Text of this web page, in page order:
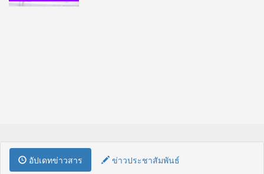
อัปเดทข่าวสาร
ข่าวประชาสัมพันธ์